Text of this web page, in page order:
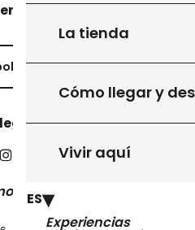
La tienda
Cómo llegar y
Vivir aquí
ES
Experiencias
contact ?
informativo
!
llegar?